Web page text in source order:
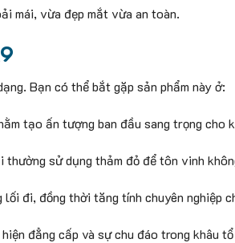
mái, vừa đẹp mắt vừa an toàn.
Bạn có thể bắt gặp sản phẩm này ở:
tạo ấn tượng ban đầu sang trọng cho
sử dụng thảm đỏ để tôn vinh
lối đi, đồng thời tăng tính chuyên nghiệp
đẳng cấp và sự chu đáo trong khâu